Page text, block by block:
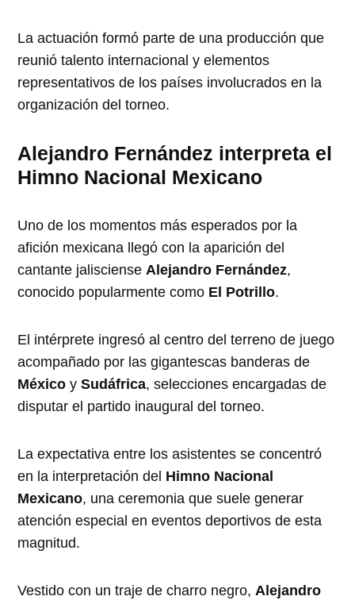
La actuación formó parte de una producción que
reunió talento internacional y elementos
representativos de los países involucrados en la
organización del torneo.
Alejandro Fernández interpreta el
Himno Nacional Mexicano
Uno de los momentos más esperados por la
afición mexicana llegó con la aparición del
cantante jaliscienseAlejandro Fernández,
conocido popularmente como El Potrillo.
El intérprete ingresó al centro del terreno de juego
acompañado por las gigantescas banderas de
México ySudáfrica, selecciones encargadas de
disputar el partido inaugural del torneo.
La expectativa entre los asistentes se concentró
en la interpretación del Himno Nacional
Mexicano, una ceremonia que suele generar
atención especial en eventos deportivos de esta
magnitud.
Vestido con un traje de charro negro,Alejandro